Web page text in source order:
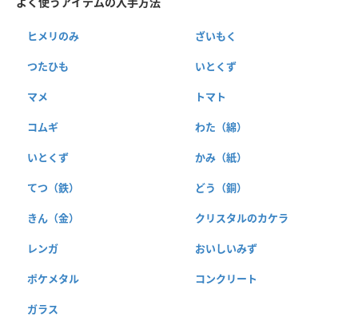
ヒメリのみ ざいもく
つたひも いとくず
マメ トマト
コムギ わた（綿）
いとくず かみ（紙）
てつ（鉄） どう（銅）
きん（金） クリスタルのカケラ
レンガ おいしいみず
ポケメタル コンクリート
ガラス